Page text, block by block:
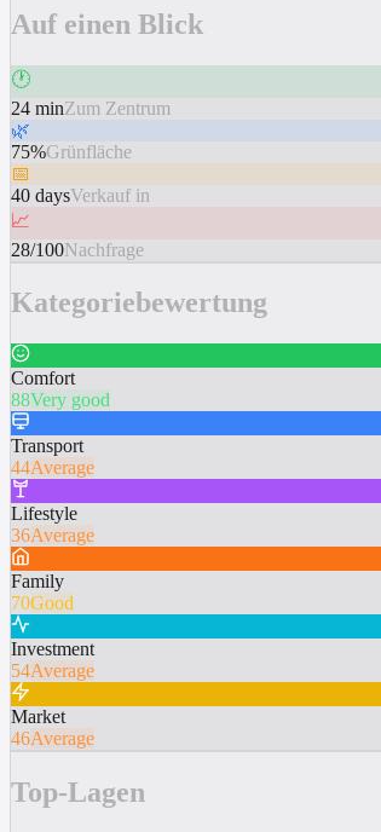
Auf einen Blick
🕐
24 minZum Zentrum
🌿
75%Grünfläche
📅
40 daysVerkauf in
📈
28/100Nachfrage
Kategoriebewertung
Comfort
88Very good
Transport
44Average
Lifestyle
36Average
Family
70Good
Investment
54Average
Market
46Average
Top-Lagen